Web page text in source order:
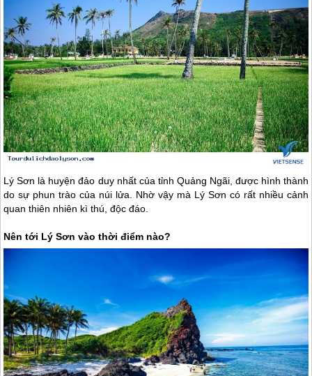
Lý Sơn là huyện đảo duy nhất của tỉnh Quảng Ngãi, được hình thành
do sự phun trào của núi lửa. Nhờ vậy mà Lý Sơn có rất nhiều cảnh
quan thiên nhiên kì thú, độc đáo.
Nên tới Lý Sơn vào thời điểm nào?